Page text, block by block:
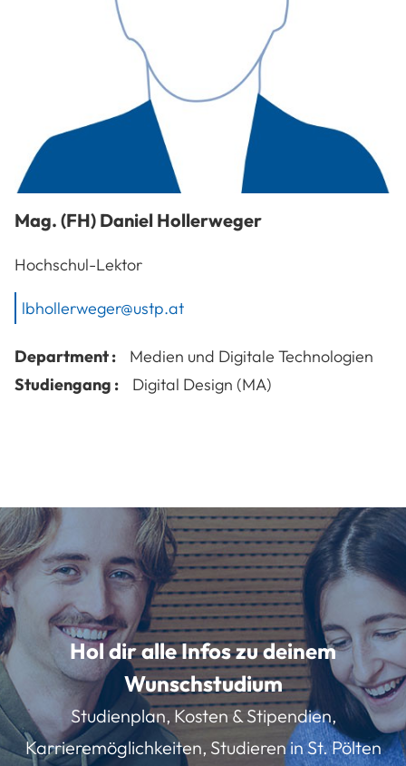
Mag. (FH) Daniel Hollerweger
Hochschul-Lektor
lbhollerweger@ustp.at
Department :
Medien und Digitale Technologien
Studiengang :
Digital Design (MA)
Hol dir alle Infos zu deinem
Wunschstudium
Studienplan, Kosten & Stipendien,
Karrieremöglichkeiten, Studieren in St. Pölten